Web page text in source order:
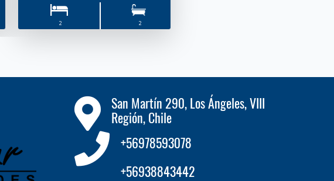
2 2
San Martín 290, Los Ángeles, VIII
Región, Chile
+56978593078
+56938843442